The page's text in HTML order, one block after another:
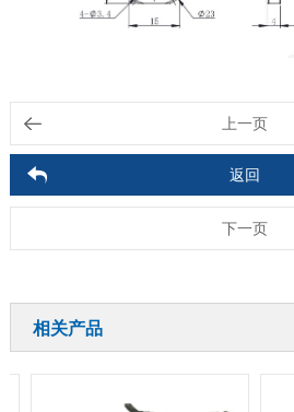
上一页
返回
下一页
相关产品